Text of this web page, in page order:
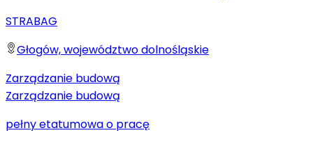
STRABAG
Głogów, województwo dolnośląskie
Zarządzanie budową
Zarządzanie budową
pełny etatumowa o pracę